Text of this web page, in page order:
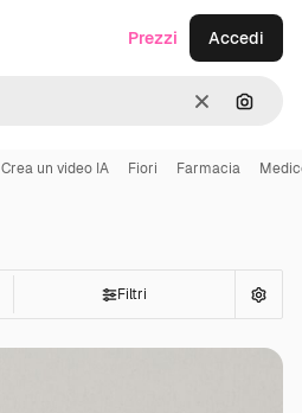
CancellaCerca
Prezzi Accedi
Crea un video IA Fiori Farmacia
Filtri